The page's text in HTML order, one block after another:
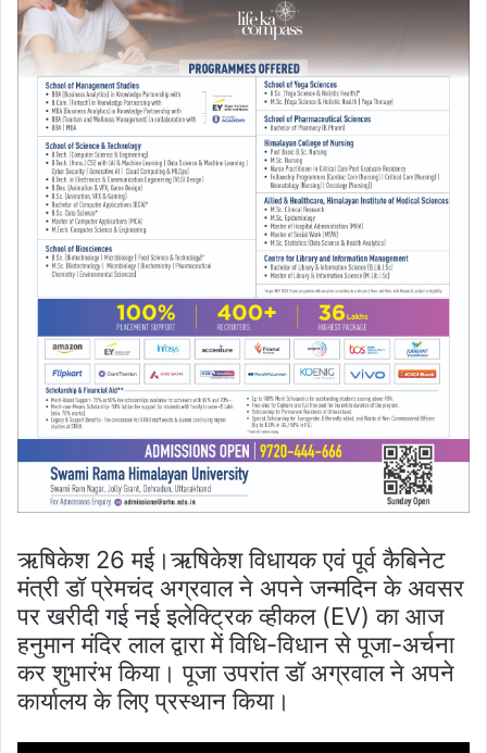
ऋषिकेश 26 मई।ऋषिकेश विधायक एवं पूर्व कैबिनेट
मंत्री डॉ प्रेमचंद अग्रवाल ने अपने जन्मदिन के अवसर
पर खरीदी गई नई इलेक्ट्रिक व्हीकल (EV) का आज
हनुमान मंदिर लाल द्वारा में विधि-विधान से पूजा-अर्चना
कर शुभारंभ किया। पूजा उपरांत डॉ अग्रवाल ने अपने
कार्यालय के लिए प्रस्थान किया।